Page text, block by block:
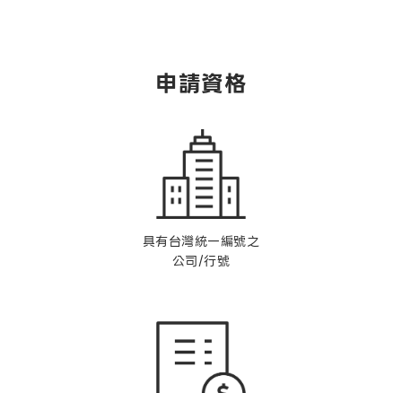
申請資格
具有台灣統一編號之
公司/行號